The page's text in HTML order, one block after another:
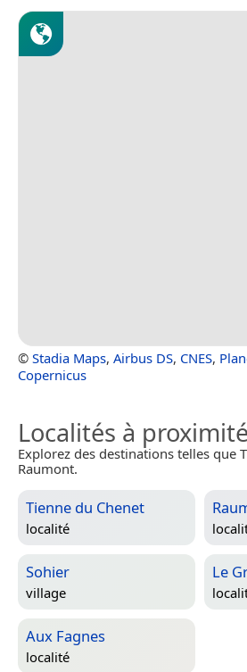
© Stadia Maps, Airbus DS, CNES,
Copernicus
Localités à proximité
Explorez des destinations telles que
Raumont.
Tienne du Chenet
localité
Sohier
village
Le
Aux Fagnes
localité